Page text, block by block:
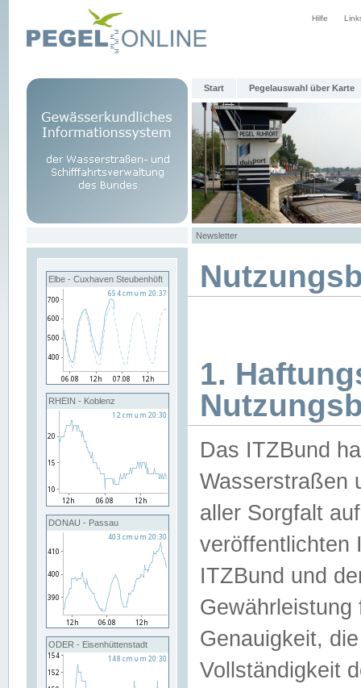
Hilfe
Start Pegelauswahl über Karte
Newsletter
Elbe - Cuxhaven Steubenhöft
RHEIN - Koblenz
DONAU - Passau
ODER - Eisenhüttenstadt
1.
Das ITZBund
Wasserstraßen
aller Sorgfalt
veröffentlichten
ITZBund und
Genauigkeit,
Vollständigkeit